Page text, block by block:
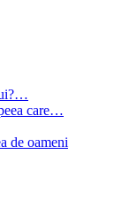
care…
de oameni